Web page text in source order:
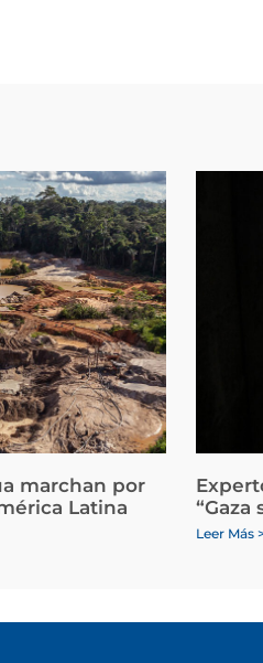
marchan por
Latina
“Gaza
Leer Más